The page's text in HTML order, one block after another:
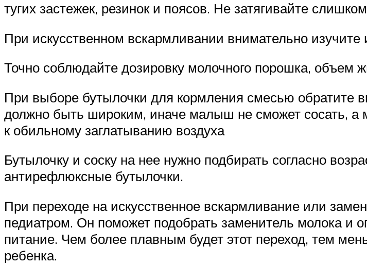
тугих застежек, резинок и поясов. Не затягивайте
При искусственном вскармливании внимательно
Точно соблюдайте дозировку молочного порошка, объем
При выборе бутылочки для кормления смесью обратите
должно быть широким, иначе малыш не сможет сосать, а
к обильному заглатыванию воздуха
Бутылочку и соску на нее нужно подбирать согласно
антирефлюксные бутылочки.
При переходе на искусственное вскармливание или
педиатром. Он поможет подобрать заменитель молока и
питание. Чем более плавным будет этот переход, тем
ребенка.